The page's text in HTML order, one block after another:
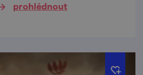
prohlédnout